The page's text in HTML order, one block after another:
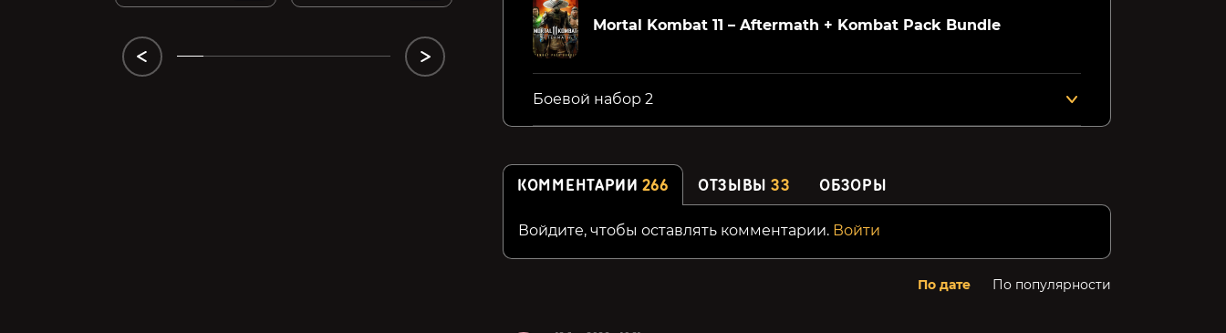
Mortal Kombat 11 – Aftermath + Kombat Pack Bundle
Боевой набор 2
КОММЕНТАРИИ 266 ОТЗЫВЫ 33 ОБЗОРЫ
Войдите, чтобы оставлять комментарии. Войти
По дате По популярности